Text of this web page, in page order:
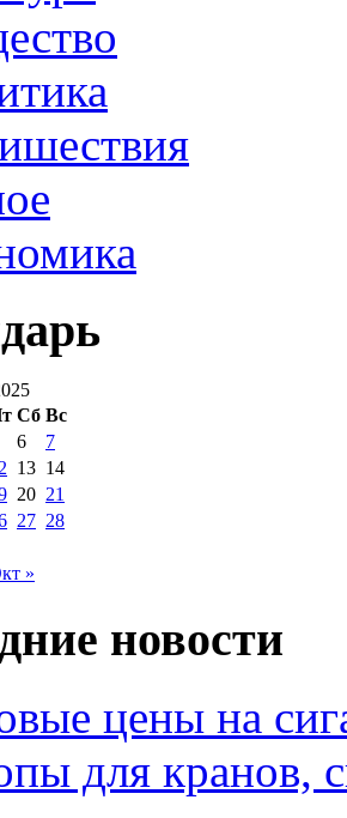
Сб Вс
»
6
7
13 14
20 21
27 28
новости
цены на
для кранов,